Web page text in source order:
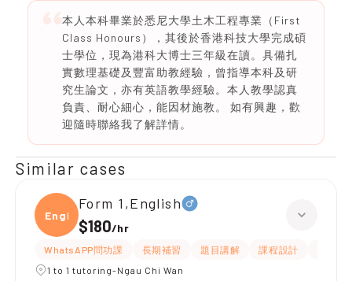
本人本科畢業於悉尼大學土木工程專業（First
Class Honours），其後於香港科技大學完成碩
士學位，現為港科大博士三年級在讀。具備扎
實數理基礎及豐富助教經驗，曾指導本科及研
究生論文，亦有英語教學經驗。本人教學認真
負責、耐心細心，能因材施教。 如有興趣，歡
迎隨時聯絡我了解詳情。
Similar cases
Engli
Form 1,English
$180/hr
WhatsAPP問功課 長期補習 題目講解 課程設計
1 to 1 tutoring-Ngau Chi Wan